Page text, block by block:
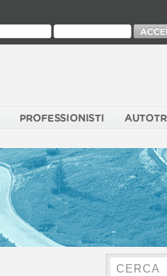
PROFESSIONISTI